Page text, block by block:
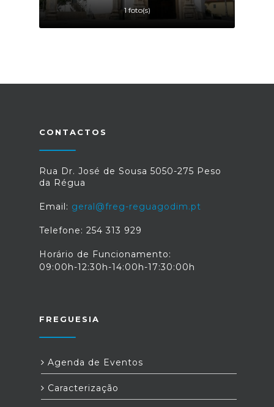
1 foto(s)
CONTACTOS
Rua Dr. José de Sousa 5050-275 Peso
da Régua
Email: geral@freg-reguagodim.pt
Telefone: 254 313 929
Horário de Funcionamento:
09:00h-12:30h-14:00h-17:30:00h
FREGUESIA
Agenda de Eventos
Caracterização